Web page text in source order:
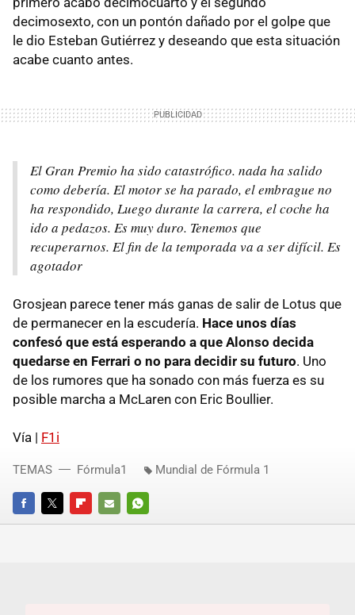
decimosexto, con un pontón dañado por el golpe que
le dio Esteban Gutiérrez y deseando que esta situación
acabe cuanto antes.
El Gran Premio ha sido catastrófico. nada ha salido
como debería. El motor se ha parado, el embrague no
ha respondido, Luego durante la carrera, el coche ha
ido a pedazos. Es muy duro. Tenemos que
recuperarnos. El fin de la temporada va a ser difícil. Es
agotador
Grosjean parece tener más ganas de salir de Lotus que
de permanecer en la escudería. Hace unos días
confesó que está esperando a que Alonso decida
quedarse en Ferrari o no para decidir su futuro. Uno
de los rumores que ha sonado con más fuerza es su
posible marcha a McLaren con Eric Boullier.
Vía | F1i
FACEBOOKTWITTERFLIPBOARD
E-
WHATSAPP
TEMAS Fórmula1 Mundial de Fórmula 1